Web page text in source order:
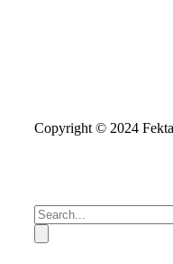
Copyright © 2024